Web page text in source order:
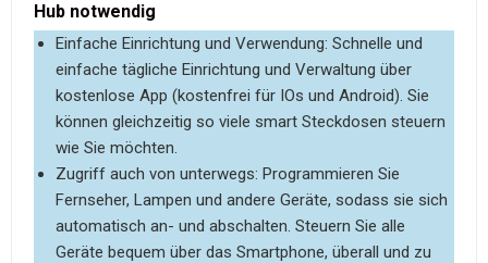
Hub notwendig
Einfache Einrichtung und Verwendung: Schnelle und
einfache tägliche Einrichtung und Verwaltung über
kostenlose App (kostenfrei für IOs und Android). Sie
können gleichzeitig so viele smart Steckdosen steuern
wie Sie möchten.
Zugriff auch von unterwegs: Programmieren Sie
Fernseher, Lampen und andere Geräte, sodass sie sich
automatisch an- und abschalten. Steuern Sie alle
Geräte bequem über das Smartphone, überall und zu